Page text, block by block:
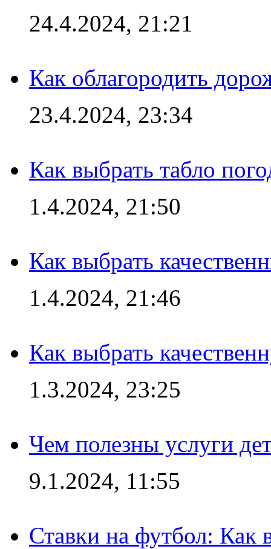
24.4.2024, 21:21
Как облагородить
23.4.2024, 23:34
Как выбрать табло
1.4.2024, 21:50
Как выбрать
1.4.2024, 21:46
Как выбрать
1.3.2024, 23:25
Чем полезны услуги
9.1.2024, 11:55
Ставки на футбол: Как